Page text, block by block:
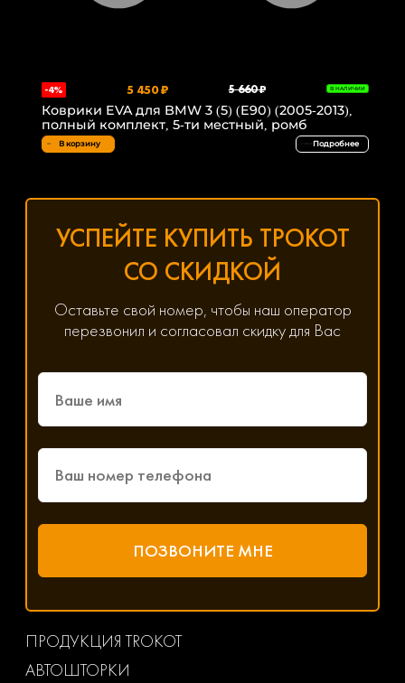
-4% 5 450 ₽ 5 660 ₽ В НАЛИЧИИ
Коврики EVA для BMW 3 (5) (E90) (2005-2013),
полный комплект, 5-ти местный, ромб
В корзину Подробнее
УСПЕЙТЕ КУПИТЬ ТРОКОТ
СО СКИДКОЙ
Оставьте свой номер, чтобы наш оператор
перезвонил и согласовал скидку для Вас
ПРОДУКЦИЯ TROKOT
АВТОШТОРКИ